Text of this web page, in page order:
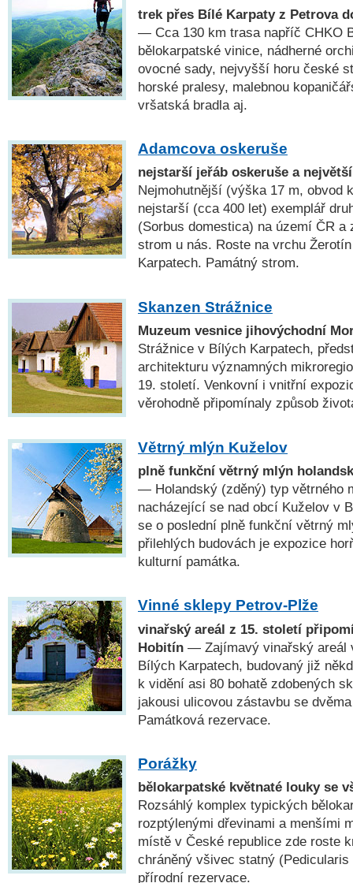
trek přes Bílé Karpaty z Petrova
— Cca 130 km trasa napříč CHKO
bělokarpatské vinice, nádherné
ovocné sady, nejvyšší horu české
horské pralesy, malebnou
vršatská bradla aj.
Adamcova oskeruše
nejstarší jeřáb oskeruše a
Nejmohutnější (výška 17 m, obvod
nejstarší (cca 400 let) exemplář
(Sorbus domestica) na území ČR a
strom u nás. Roste na vrchu
Karpatech. Památný strom.
Skanzen Strážnice
Muzeum vesnice jihovýchodní
Strážnice v Bílých Karpatech,
architekturu významných
19. století. Venkovní i vnitřní
věrohodně připomínaly způsob
Větrný mlýn Kuželov
plně funkční větrný mlýn
— Holandský (zděný) typ větrného
nacházející se nad obcí Kuželov v
se o poslední plně funkční větrný
přilehlých budovách je expozice
kulturní památka.
Vinné sklepy Petrov-Plže
vinařský areál z 15. století
Hobitín — Zajímavý vinařský areál
Bílých Karpatech, budovaný již
k vidění asi 80 bohatě zdobených
jakousi ulicovou zástavbu se
Památková rezervace.
Porážky
bělokarpatské květnaté louky se
Rozsáhlý komplex typických
rozptýlenými dřevinami a menšími
místě v České republice zde roste
chráněný všivec statný
přírodní rezervace.